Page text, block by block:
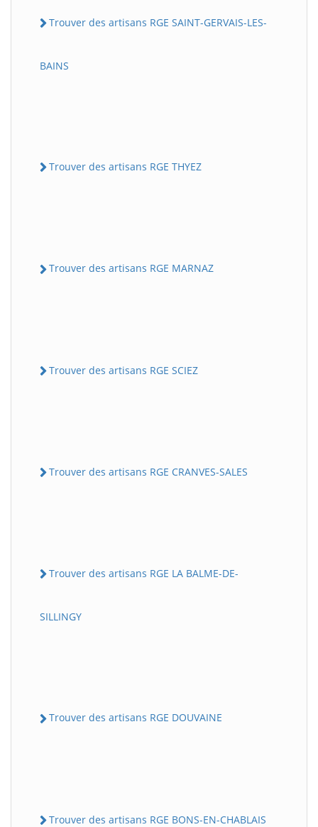
Trouver des artisans RGE SAINT-GERVAIS-LES-
BAINS
Trouver des artisans RGE THYEZ
Trouver des artisans RGE MARNAZ
Trouver des artisans RGE SCIEZ
Trouver des artisans RGE CRANVES-SALES
Trouver des artisans RGE LA BALME-DE-
SILLINGY
Trouver des artisans RGE DOUVAINE
Trouver des artisans RGE BONS-EN-CHABLAIS